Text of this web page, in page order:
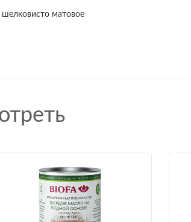
матовое